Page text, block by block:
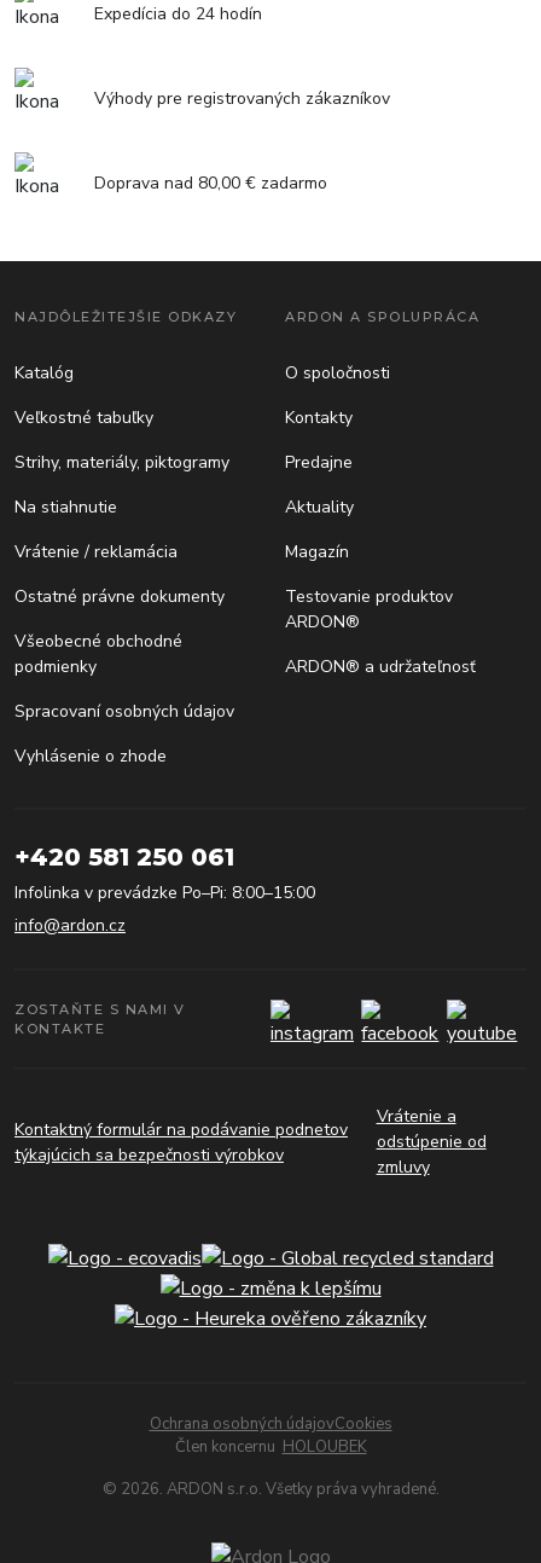
Expedícia do 24 hodín
Výhody pre registrovaných zákazníkov
Doprava nad 80,00 € zadarmo
NAJDÔLEŽITEJŠIE ODKAZY
Katalóg
Veľkostné tabuľky
Strihy, materiály, piktogramy
Na stiahnutie
Vrátenie / reklamácia
Ostatné právne dokumenty
Všeobecné obchodné
podmienky
Spracovaní osobných údajov
Vyhlásenie o zhode
ARDON A SPOLUPRÁCA
O spoločnosti
Kontakty
Predajne
Aktuality
Magazín
Testovanie produktov
ARDON®
ARDON® a udržateľnosť
+420 581 250 061
Infolinka v prevádzke Po–Pi: 8:00–15:00
info@ardon.cz
ZOSTAŇTE S NAMI V
KONTAKTE
Kontaktný formulár na podávanie podnetov
týkajúcich sa bezpečnosti výrobkov
Vrátenie a
odstúpenie od
zmluvy
Ochrana osobných údajovCookies
Člen koncernu HOLOUBEK
© 2026. ARDON s.r.o. Všetky práva vyhradené.